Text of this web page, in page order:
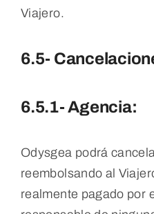
Viajero.
6.5-
6.5.1- Agencia:
Odysgea podrá
reembolsando al
realmente pagado por